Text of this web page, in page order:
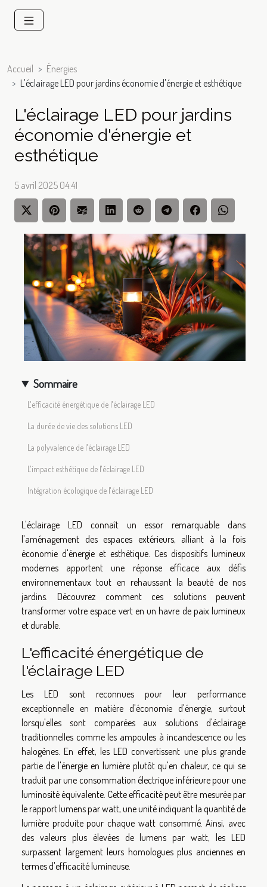
Accueil
Énergies
L'éclairage LED pour jardins économie d'énergie et esthétique
L'éclairage LED pour jardins
économie d'énergie et
esthétique
5 avril 2025 04:41
Sommaire
L'efficacité énergétique de l'éclairage LED
La durée de vie des solutions LED
La polyvalence de l'éclairage LED
L'impact esthétique de l'éclairage LED
Intégration écologique de l'éclairage LED
L'éclairage LED connaît un essor remarquable dans
l'aménagement des espaces extérieurs, alliant à la fois
économie d'énergie et esthétique. Ces dispositifs lumineux
modernes apportent une réponse efficace aux défis
environnementaux tout en rehaussant la beauté de nos
jardins. Découvrez comment ces solutions peuvent
transformer votre espace vert en un havre de paix lumineux
et durable.
L'efficacité énergétique de
l'éclairage LED
Les LED sont reconnues pour leur performance
exceptionnelle en matière d'économie d'énergie, surtout
lorsqu'elles sont comparées aux solutions d'éclairage
traditionnelles comme les ampoules à incandescence ou les
halogènes. En effet, les LED convertissent une plus grande
partie de l'énergie en lumière plutôt qu'en chaleur, ce qui se
traduit par une consommation électrique inférieure pour une
luminosité équivalente. Cette efficacité peut être mesurée par
le rapport lumens par watt, une unité indiquant la quantité de
lumière produite pour chaque watt consommé. Ainsi, avec
des valeurs plus élevées de lumens par watt, les LED
surpassent largement leurs homologues plus anciennes en
termes d'efficacité lumineuse.